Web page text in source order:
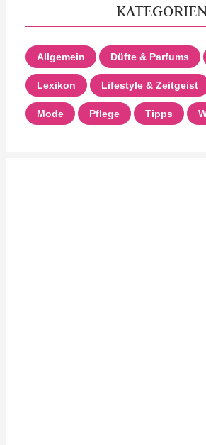
Allgemein Düfte & Parfums
Lexikon Lifestyle & Zeitgeist
Mode Pflege Tipps